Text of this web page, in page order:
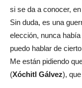
si se da a conocer,
Sin duda, es una
elección, nunca
puedo hablar de
Me están pidiendo
(Xóchitl Gálvez),